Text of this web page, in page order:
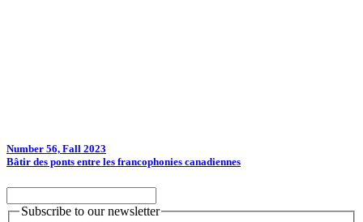
Number 56, Fall 2023
Bâtir des ponts entre les francophonies canadiennes
Subscribe to our newsletter